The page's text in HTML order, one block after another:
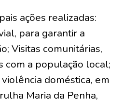
ações realizadas:
para garantir a
Visitas comunitárias,
com a população local;
doméstica, em
Maria da Penha,